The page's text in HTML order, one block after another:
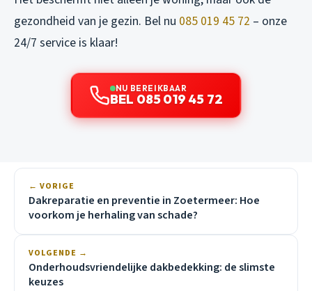
gezondheid van je gezin. Bel nu 085 019 45 72 – onze
24/7 service is klaar!
NU BEREIKBAAR
BEL 085 019 45 72
← VORIGE
Dakreparatie en preventie in Zoetermeer: Hoe
voorkom je herhaling van schade?
VOLGENDE →
Onderhoudsvriendelijke dakbedekking: de slimste
keuzes